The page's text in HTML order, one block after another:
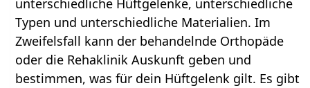
unterschiedliche Hüftgelenke, unterschiedliche
Typen und unterschiedliche Materialien. Im
Zweifelsfall kann der behandelnde Orthopäde
oder die Rehaklinik Auskunft geben und
bestimmen, was für dein Hüftgelenk gilt. Es gibt